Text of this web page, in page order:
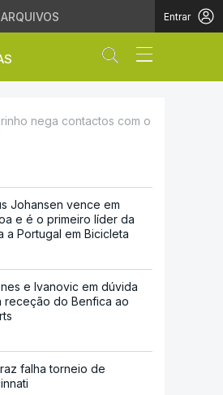
Entrar
Abrir campo
nega contactos com o
Johansen vence em
e é o primeiro líder da
a Portugal em Bicicleta
e Ivanovic em dúvida
receção do Benfica ao
falha torneio de